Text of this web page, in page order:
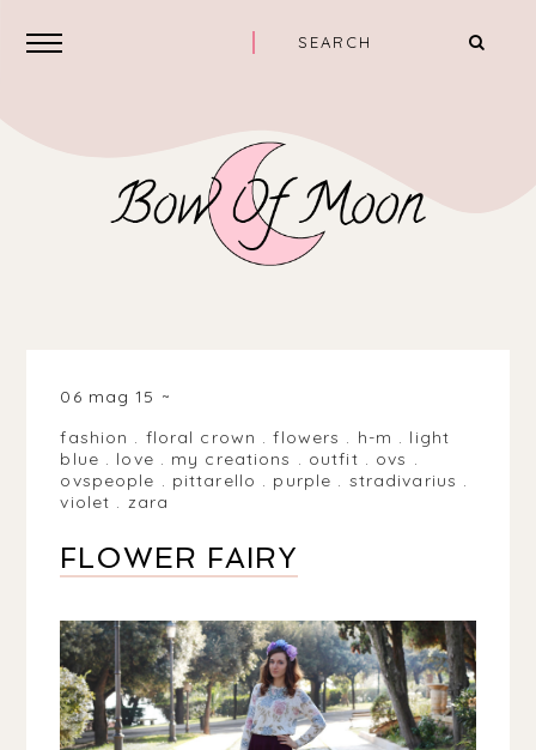
06 mag 15
fashion . floral crown .flowers . h-m . light
blue . love . my creations . outfit . ovs .
ovspeople . pittarello . purple . stradivarius .
violet . zara
FLOWER FAIRY